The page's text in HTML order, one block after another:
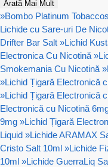
Arată Mai Mult
»Bombo Platinum
Lichide cu Sare-uri De
Drifter Bar Salt »Lichid
Electronica Cu Nicotină »
Smokemania Cu Nicotină »
»Lichid Țigară Electronică
»Lichid Țigară Electronică
Electronică cu Nicotină
9mg »Lichid Țigară
Liquid »Lichide ARAMAX
Cristo Salt 10ml »Lichide
10ml »Lichide GuerraLiq